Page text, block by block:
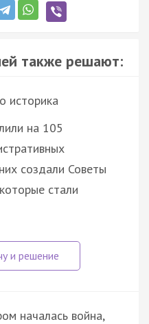
также решают:
историка
на 105
создали Советы
стали
началась война,